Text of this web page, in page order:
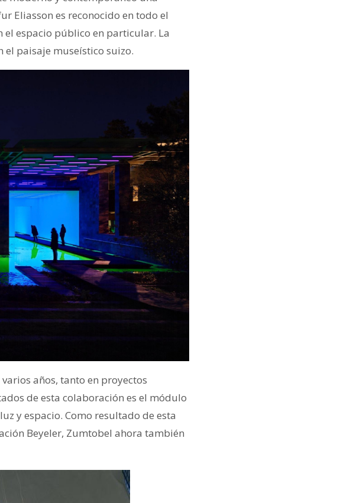
Eliasson es reconocido en todo el
el espacio público en particular. La
el paisaje museístico suizo.
años, tanto en proyectos
de esta colaboración es el módulo
y espacio. Como resultado de esta
Beyeler, Zumtobel ahora también